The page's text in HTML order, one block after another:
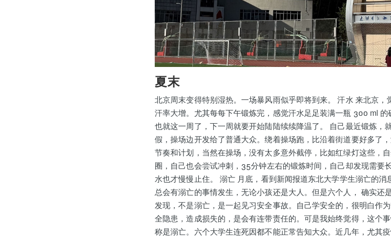
夏末
北京周末变得特别湿热。一场暴风雨似乎即将到来。 汗水 来北京，
汗率大增。尤其每每下午锻炼完，感觉汗水足足装满一瓶 300 ml
也就这一周了，下一周就要开始陆陆续续降温了。 自己最近锻炼，
假，操场边开发给了普通大众。绕着操场跑，比沿着街道要好多了
节奏和计划，当然在操场，没有太多意外截停，比如红绿灯这些，
圈，自己也会尝试冲刺，35分钟左右的锻炼时间，自己却发现需要
水也才慢慢止住。 溺亡 月底，看到新闻报道东北大学学生溺亡的
总会有溺亡的事情发生，无论小孩还是大人。但是六个人， 确实还
发现，不是溺亡，是一起见习安全事故。自己学安全的，很明白作
全隐患，造成损失的，是会有连带责任的。可是我始终觉得，这个
称是溺亡。六个大学生连死因都不能正常告知大众。近几年，尤其